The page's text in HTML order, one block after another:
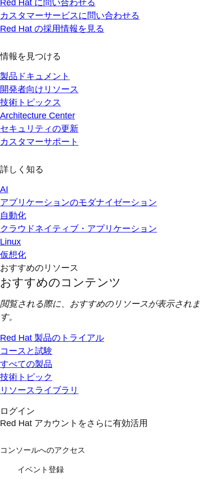
Red Hat に問い合わせる
カスタマーサービスに問い合わせる
Red Hat の採用情報を見る
情報を見つける
製品ドキュメント
開発者向けリソース
技術トピックス
Architecture Center
セキュリティの更新
カスタマーサポート
詳しく知る
AI
アプリケーションのモダナイゼーション
自動化
クラウドネイティブ・アプリケーション
Linux
仮想化
おすすめのリソース
おすすめのコンテンツ
閲覧される際に、おすすめのリソースが表示されま
す。
Red Hat 製品のトライアル
コースと試験
すべての製品
技術トピック
リソースライブラリ
ログイン
Red Hat アカウントをさらに有効活用
コンソールへのアクセス
イベント登録